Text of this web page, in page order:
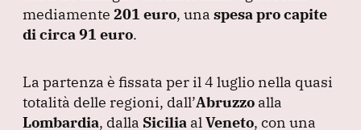
mediamente 201 euro, una spesa pro capite
di circa 91 euro.
La partenza è fissata per il 4 luglio nella quasi
totalità delle regioni, dall’Abruzzo alla
Lombardia, dalla Sicilia al Veneto, con una